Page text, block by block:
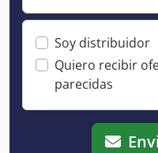
Soy distribuidor
Quiero recibir
parecidas